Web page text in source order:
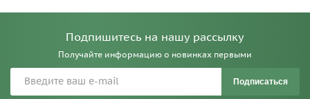
Подпишитесь на нашу рассылку
Получайте информацию о новинках первыми
Подписаться